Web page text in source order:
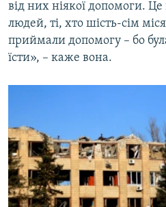
від них ніякої допомоги.
людей, ті, хто шість-сім
приймали допомогу – бо
їсти», – каже вона.